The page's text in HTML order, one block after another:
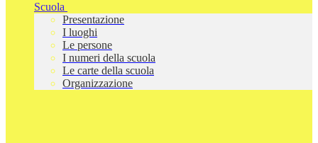
Scuola
Presentazione
I luoghi
Le persone
I numeri della scuola
Le carte della scuola
Organizzazione